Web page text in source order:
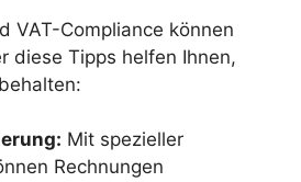
VAT-Compliance können
diese Tipps helfen Ihnen,
Mit spezieller
Rechnungen